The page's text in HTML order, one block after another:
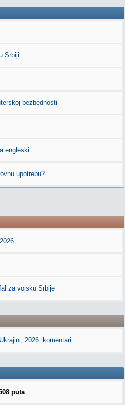
Srbiji
bezbednosti
engleski
upotrebu?
za vojsku Srbije
2026. komentari
puta